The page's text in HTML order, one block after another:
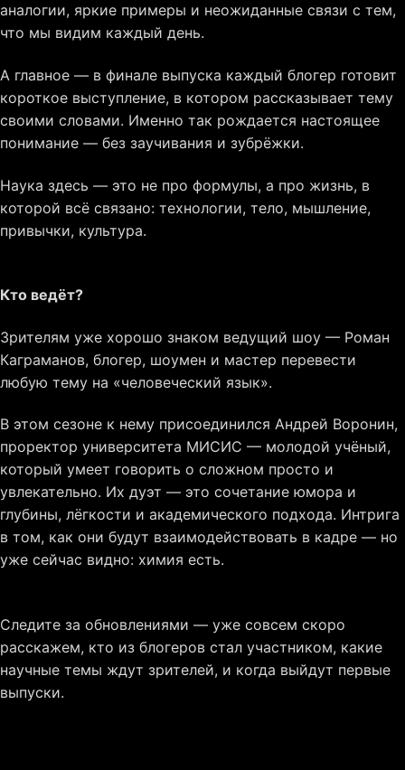
аналогии, яркие примеры и неожиданные связи с тем,
что мы видим каждый день.
А главное — в финале выпуска каждый блогер готовит
короткое выступление, в котором рассказывает тему
своими словами. Именно так рождается настоящее
понимание — без заучивания и зубрёжки.
Наука здесь — это не про формулы, а про жизнь, в
которой всё связано: технологии, тело, мышление,
привычки, культура.
Кто ведёт?
Зрителям уже хорошо знаком ведущий шоу — Роман
Каграманов, блогер, шоумен и мастер перевести
любую тему на «человеческий язык».
В этом сезоне к нему присоединился Андрей Воронин,
проректор университета МИСИС — молодой учёный,
который умеет говорить о сложном просто и
увлекательно. Их дуэт — это сочетание юмора и
глубины, лёгкости и академического подхода. Интрига
в том, как они будут взаимодействовать в кадре — но
уже сейчас видно: химия есть.
Следите за обновлениями — уже совсем скоро
расскажем, кто из блогеров стал участником, какие
научные темы ждут зрителей, и когда выйдут первые
выпуски.